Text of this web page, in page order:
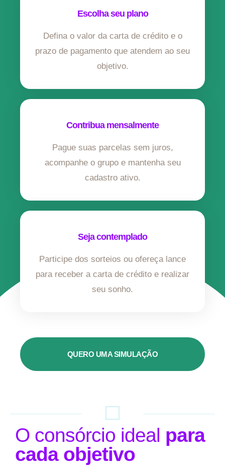
Escolha seu plano
Defina o valor da carta de crédito e o
prazo de pagamento que atendem ao seu
objetivo.
Contribua mensalmente
Pague suas parcelas sem juros,
acompanhe o grupo e mantenha seu
cadastro ativo.
Seja contemplado
Participe dos sorteios ou ofereça lance
para receber a carta de crédito e realizar
seu sonho.
QUERO UMA SIMULAÇÃO
O consórcio ideal para
cada objetivo